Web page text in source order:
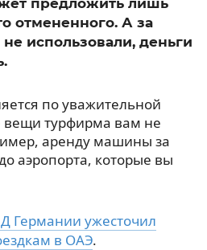
отмененного. А за
использовали, деньги
по уважительной
вещи турфирма вам не
аренду машины за
аэропорта, которые вы
Германии ужесточил
в ОАЭ.